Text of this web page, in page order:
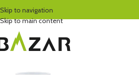
Skip to navigation
Skip to main content